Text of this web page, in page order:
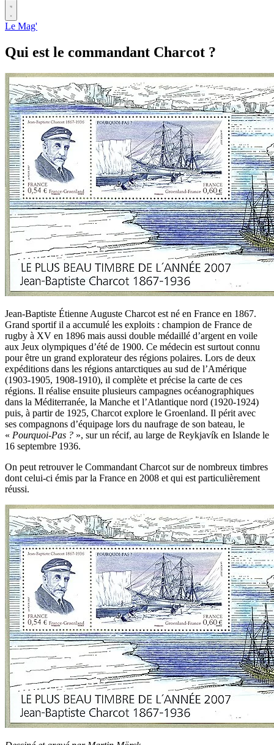
Le Mag'
Qui est le commandant Charcot ?
Jean-Baptiste Étienne Auguste Charcot est né en France en 1867.
Grand sportif il a accumulé les exploits : champion de France de
rugby à XV en 1896 mais aussi double médaillé d’argent en voile
aux Jeux olympiques d’été de 1900. Ce médecin est surtout connu
pour être un grand explorateur des régions polaires. Lors de deux
expéditions dans les régions antarctiques au sud de l’Amérique
(1903-1905, 1908-1910), il complète et précise la carte de ces
régions. Il réalise ensuite plusieurs campagnes océanographiques
dans la Méditerranée, la Manche et l’Atlantique nord (1920-1924)
puis, à partir de 1925, Charcot explore le Groenland. Il périt avec
ses compagnons d’équipage lors du naufrage de son bateau, le
« Pourquoi-Pas ? », sur un récif, au large de Reykjavík en Islande le
16 septembre 1936.
On peut retrouver le Commandant Charcot sur de nombreux timbres
dont celui-ci émis par la France en 2008 et qui est particulièrement
réussi.